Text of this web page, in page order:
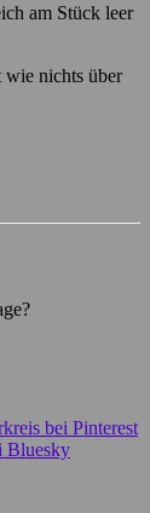
am Stück leer
wie nichts über